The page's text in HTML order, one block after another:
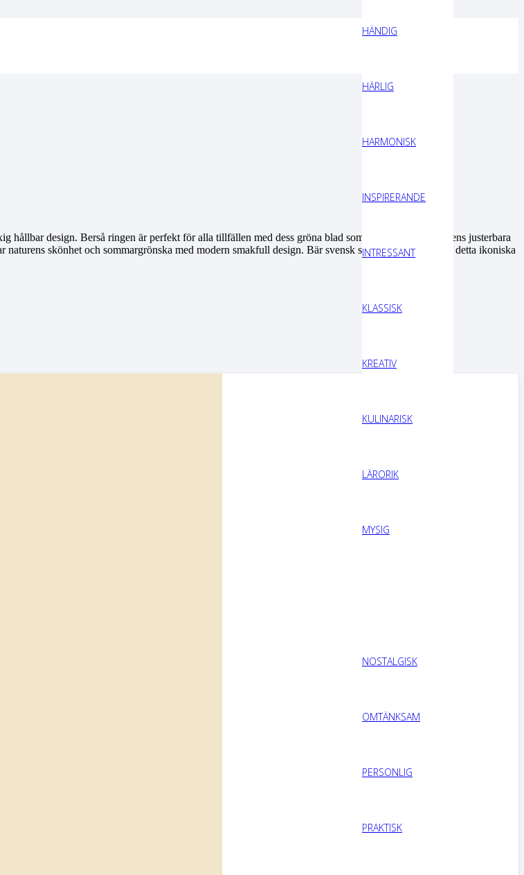
HÄNDIG
HÄRLIG
HARMONISK
INSPIRERANDE
INTRESSANT
KLASSISK
KREATIV
KULINARISK
LÄRORIK
MYSIG
NOSTALGISK
OMTÄNKSAM
PERSONLIG
PRAKTISK
design. Berså ringen är perfekt för alla tillfällen med dess gröna blad som aldrig vissnar. Ringens justerbara
skönhet och sommargrönska med modern smakfull design. Bär svensk sommar året runt med detta ikoniska